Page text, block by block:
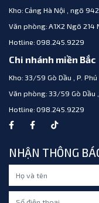
Kho: Cảng Hà Nội , ngõ
Văn phòng: A1X2 Ngõ 214
Hotline: 098.245.9229
Chi nhánh miền Bắc
Kho: 33/59 Gò Dầu , P. Phú
Văn phòng: 33/59 Gò Dầu ,
Hotline: 098.245.9229
NHẬN THÔNG